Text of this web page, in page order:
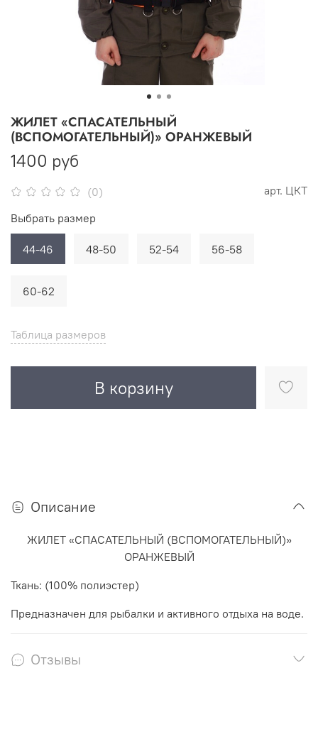
(0) арт. ЦКТ
ЖИЛЕТ «СПАСАТЕЛЬНЫЙ
(ВСПОМОГАТЕЛЬНЫЙ)» ОРАНЖЕВЫЙ
1400 руб
Таблица размеров
В корзину
Выбрать размер
44-46 48-50 52-54 56-58
60-62
Описание
ЖИЛЕТ «СПАСАТЕЛЬНЫЙ (ВСПОМОГАТЕЛЬНЫЙ)»
ОРАНЖЕВЫЙ
Ткань: (100% полиэстер)
Предназначен для рыбалки и активного отдыха на воде.
Отзывы